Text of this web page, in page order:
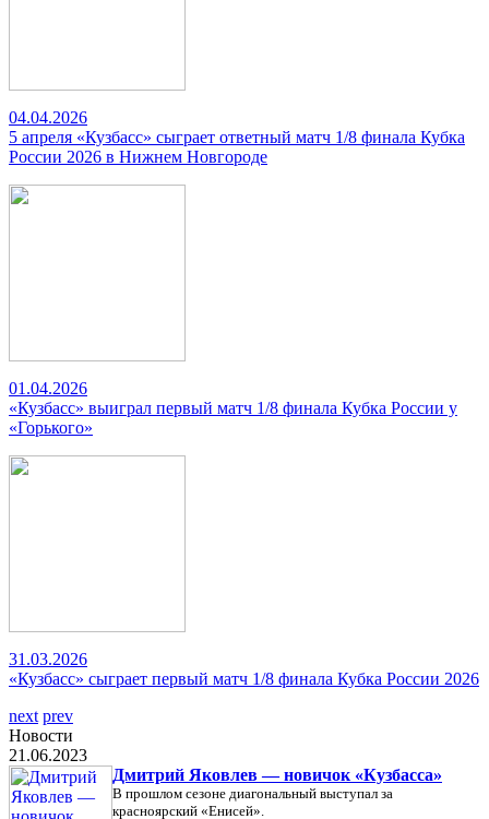
04.04.2026
5 апреля «Кузбасс» сыграет ответный матч 1/8 финала Кубка
России 2026 в Нижнем Новгороде
01.04.2026
«Кузбасс» выиграл первый матч 1/8 финала Кубка России у
«Горького»
31.03.2026
«Кузбасс» сыграет первый матч 1/8 финала Кубка России 2026
next prev
Новости
21.06.2023
Дмитрий Яковлев — новичок «Кузбасса»
В прошлом сезоне диагональный выступал за
красноярский «Енисей».